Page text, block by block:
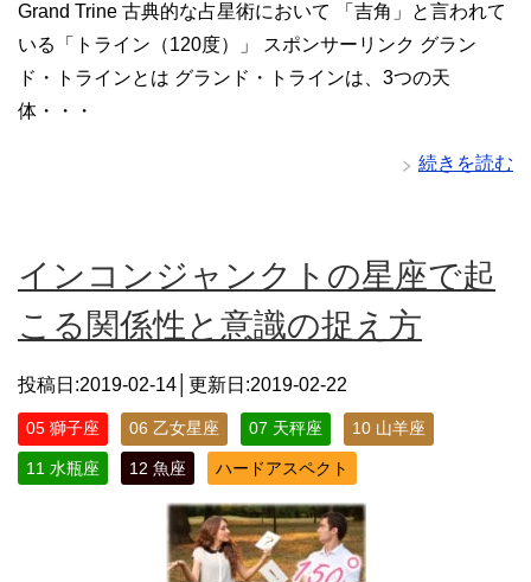
Grand Trine 古典的な占星術において 「吉角」と言われて
いる「トライン（120度）」 スポンサーリンク グラン
ド・トラインとは グランド・トラインは、3つの天
体・・・
続きを読む
インコンジャンクトの星座で起
こる関係性と意識の捉え方
投稿日:2019-02-14│更新日:2019-02-22
05 獅子座 06 乙女星座 07 天秤座 10 山羊座
11 水瓶座 12 魚座 ハードアスペクト